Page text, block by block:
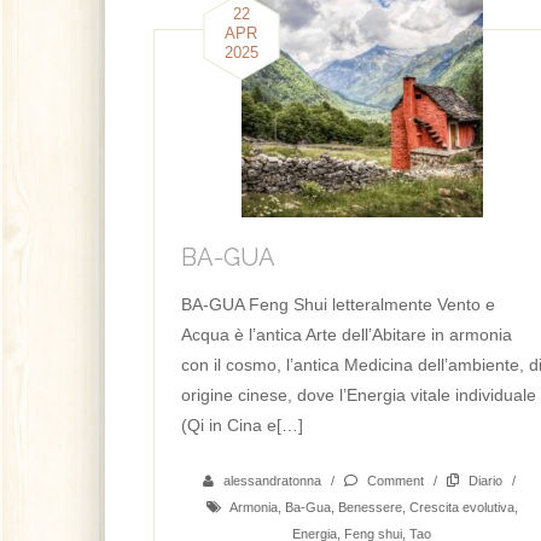
22
APR
2025
BA-GUA
BA-GUA Feng Shui letteralmente Vento e
Acqua è l’antica Arte dell’Abitare in armonia
con il cosmo, l’antica Medicina dell’ambiente, di
origine cinese, dove l’Energia vitale individuale
(Qi in Cina e[…]
alessandratonna / Comment / Diario
/
Armonia, Ba-Gua, Benessere, Crescita evolutiva,
Energia Feng shui ,Tao